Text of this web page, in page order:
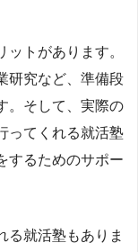
トがあります。
研究など、準備段
。そして、実際の
ってくれる就活塾
するためのサポー
る就活塾もありま